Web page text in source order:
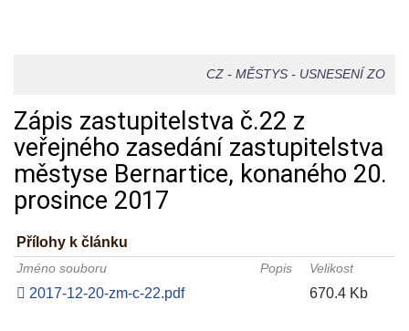
CZ- MĚSTYS- USNESENÍ ZO
Zápis zastupitelstva č.22 z
veřejného zasedání zastupitelstva
městyse Bernartice, konaného 20.
prosince 2017
Přílohy k článku
Jméno souboru Popis Velikost
2017-12-20-zm-c-22.pdf 670.4 Kb